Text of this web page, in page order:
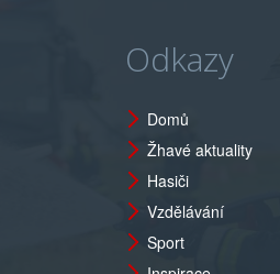
Odkazy
Domů
Žhavé aktuality
Hasiči
Vzdělávání
Sport